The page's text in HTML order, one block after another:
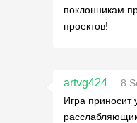
поклонникам
проектов!
artvg424
8
Игра приносит